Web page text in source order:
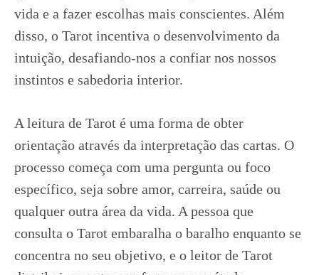
vida e a fazer escolhas mais conscientes. Além
disso, o Tarot incentiva o desenvolvimento da
intuição, desafiando-nos a confiar nos nossos
instintos e sabedoria interior.
A leitura de Tarot é uma forma de obter
orientação através da interpretação das cartas. O
processo começa com uma pergunta ou foco
específico, seja sobre amor, carreira, saúde ou
qualquer outra área da vida. A pessoa que
consulta o Tarot embaralha o baralho enquanto se
concentra no seu objetivo, e o leitor de Tarot